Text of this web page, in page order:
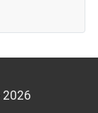
2026